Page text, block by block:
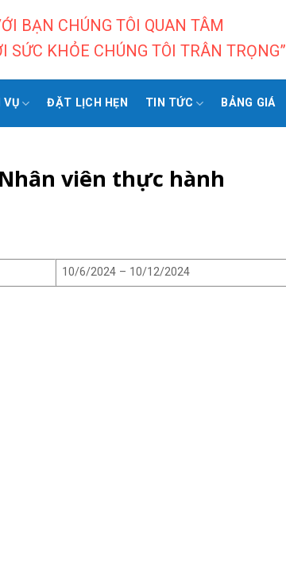
BẠN CHÚNG TÔI QUAN TÂM
SỨC KHỎE CHÚNG TÔI TRÂN TRỌNG”
VỤ ĐẶT LỊCH HẸN TIN TỨC BẢNG GIÁ
viên thực hành
10/6/2024 – 10/12/2024